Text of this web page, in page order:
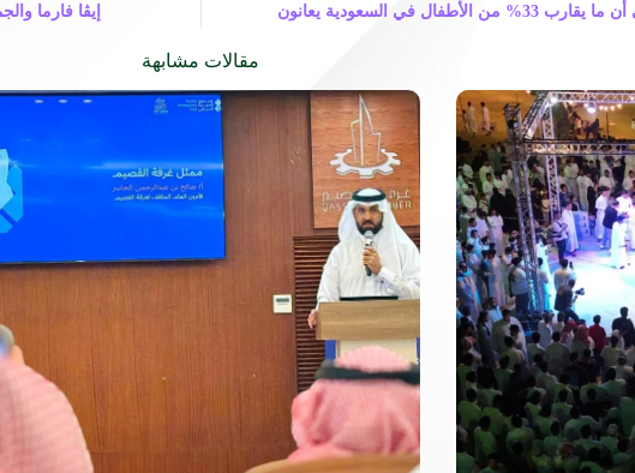
فيما تشير التقارير إلى أن ما يقارب 33% من الأطفال في السعودية يعانون
إيڤا فارما
مقالات مشابهة